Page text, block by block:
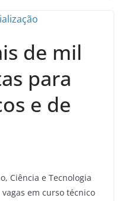
de mil
para
e de
Ciência e Tecnologia
em curso técnico